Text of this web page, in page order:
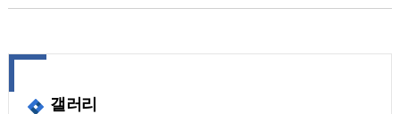
갤러리